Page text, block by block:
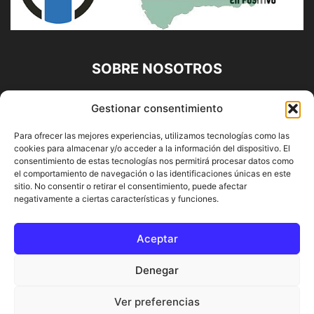
Gestionar consentimiento
Para ofrecer las mejores experiencias, utilizamos tecnologías como las
cookies para almacenar y/o acceder a la información del dispositivo. El
consentimiento de estas tecnologías nos permitirá procesar datos como
el comportamiento de navegación o las identificaciones únicas en este
sitio. No consentir o retirar el consentimiento, puede afectar
negativamente a ciertas características y funciones.
Aceptar
Denegar
Ver preferencias
SOBRE NOSOTROS
Diario Alhaurín (www.alhaurindelatorre.com) Propiedad de
Francisco E. López López | 639 95 71 95 | Noticias de
Alhaurín de la Torre, Málaga y Provincia|
Contáctanos:info@alhaurindelatorre.com
SÍGUENOS
© DIARIO ALHAURÍN | Diseñado por INFORMÁTICA ALHAURÍN